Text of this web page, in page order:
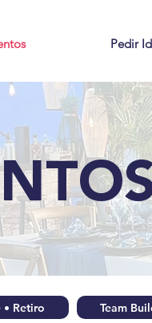
Pedir
Retiro Team